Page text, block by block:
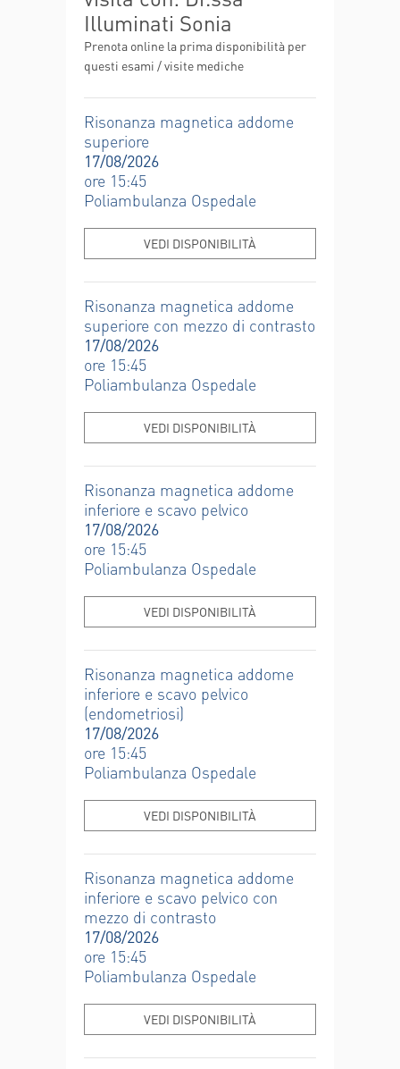
Illuminati Sonia
Prenota online la prima disponibilità per
questi esami / visite mediche
Risonanza magnetica addome
superiore
17/08/2026
ore 15:45
Poliambulanza Ospedale
VEDI DISPONIBILITÀ
Risonanza magnetica addome
superiore con mezzo di contrasto
17/08/2026
ore 15:45
Poliambulanza Ospedale
VEDI DISPONIBILITÀ
Risonanza magnetica addome
inferiore e scavo pelvico
17/08/2026
ore 15:45
Poliambulanza Ospedale
VEDI DISPONIBILITÀ
Risonanza magnetica addome
inferiore e scavo pelvico
(endometriosi)
17/08/2026
ore 15:45
Poliambulanza Ospedale
VEDI DISPONIBILITÀ
Risonanza magnetica addome
inferiore e scavo pelvico con
mezzo di contrasto
17/08/2026
ore 15:45
Poliambulanza Ospedale
VEDI DISPONIBILITÀ